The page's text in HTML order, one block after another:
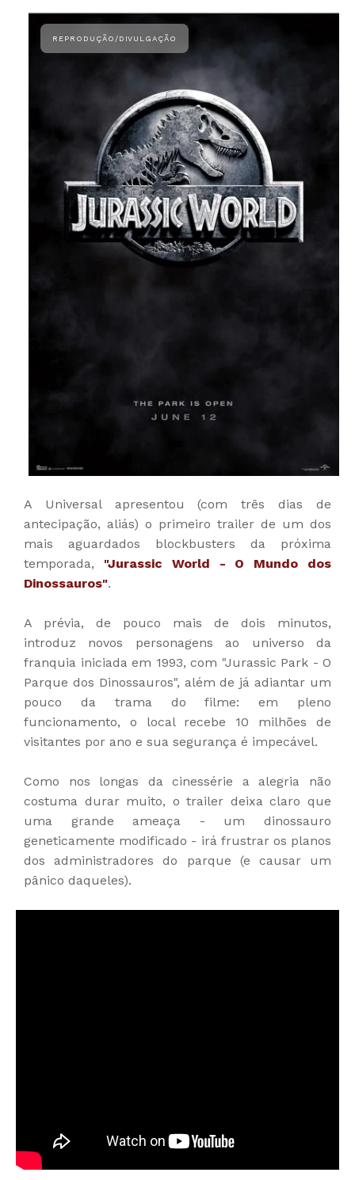
A Universal apresentou (com três dias de
antecipação, aliás) o primeiro trailer de um dos
mais aguardados blockbusters da próxima
temporada, "Jurassic World - O Mundo dos
Dinossauros".
A prévia, de pouco mais de dois minutos,
introduz novos personagens ao universo da
franquia iniciada em 1993, com "Jurassic Park - O
Parque dos Dinossauros", além de já adiantar um
pouco da trama do filme: em pleno
funcionamento, o local recebe 10 milhões de
visitantes por ano e sua segurança é impecável.
Como nos longas da cinessérie a alegria não
costuma durar muito, o trailer deixa claro que
uma grande ameaça - um dinossauro
geneticamente modificado - irá frustrar os planos
dos administradores do parque (e causar um
pânico daqueles).